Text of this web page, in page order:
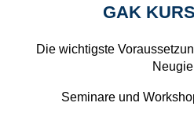
GAK
Die wichtigste
Seminare und